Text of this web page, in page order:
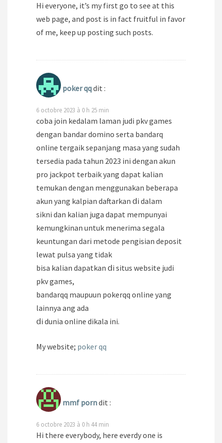
Hi everyone, it’s my first go to see at this
web page, and post is in fact fruitful in favor
of me, keep up posting such posts.
poker qqdit :
6 octobre 2023 à 0 h 25 min
coba join kedalam laman judi pkv games
dengan bandar domino serta bandarq
online tergaik sepanjang masa yang sudah
tersedia pada tahun 2023 ini dengan akun
рro jackpot terbaik yang dapat kalian
temukan dengan menggunakan beberapa
akun yang kalpian daftarkan ⅾi dalam
sikni dan kalian juga dapat mempunyai
kemungkinan untuk menerima segala
keuntungan dari metode pengisian deposit
lewat pulsa yang tidak
bisa kalian dapatkan ⅾі situs website judi
pkv games,
bandarqq maupuun pokerqq online yang
lainnya ang ada
ⅾi dunia online dikala ini.
Μу website; poker qq
mmf porndit :
6 octobre 2023 à 0 h 44 min
Hi there everybody, here everdy one is